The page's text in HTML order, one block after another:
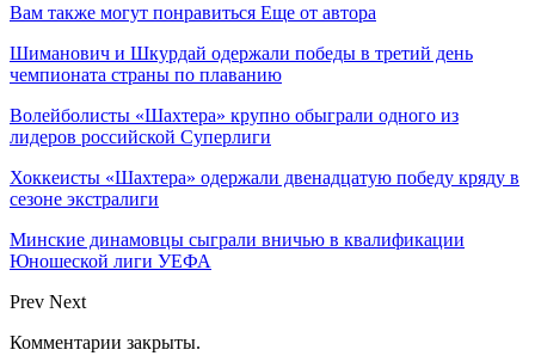
Вам также могут понравиться Еще от автора
Шиманович и Шкурдай одержали победы в третий день
чемпионата страны по плаванию
Волейболисты «Шахтера» крупно обыграли одного из
лидеров российской Суперлиги
Хоккеисты «Шахтера» одержали двенадцатую победу кряду в
сезоне экстралиги
Минские динамовцы сыграли вничью в квалификации
Юношеской лиги УЕФА
Prev Next
Комментарии закрыты.